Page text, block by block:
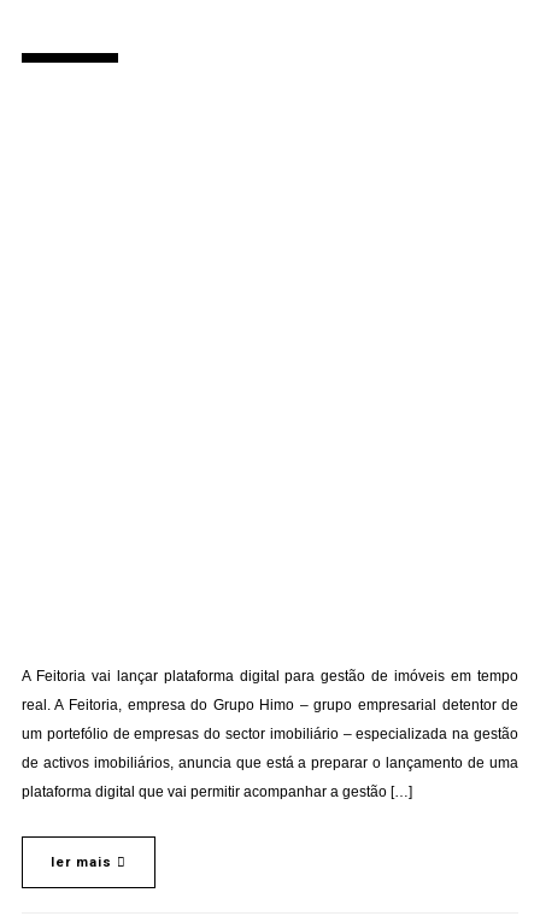
A Feitoria vai lançar plataforma digital para gestão de imóveis em tempo
real. A Feitoria, empresa do Grupo Himo – grupo empresarial detentor de
um portefólio de empresas do sector imobiliário – especializada na gestão
de activos imobiliários, anuncia que está a preparar o lançamento de uma
plataforma digital que vai permitir acompanhar a gestão […]
ler mais